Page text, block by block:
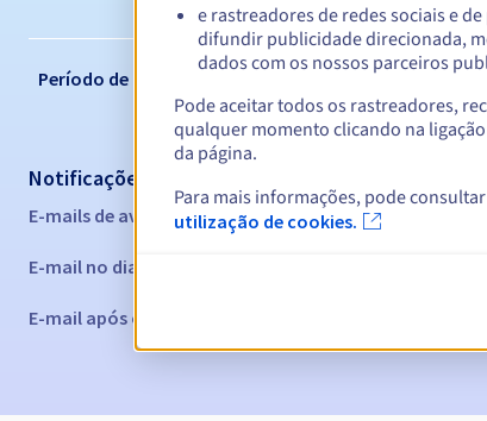
Período de redenção
Notificações automáticas:
E-mails de aviso: 60, 30, 15, 7 e 3 dias antes da data de
E-mail no dia da expiração
E-mail após o Redemption Grace Period para notificar
e rastreadores de redes sociais e
difundir publicidade direcionada,
dados com os nossos parceiros
Pode aceitar todos os rastreadores,
qualquer momento clicando na
da página.
Para mais informações, pode
utilização de cookies.